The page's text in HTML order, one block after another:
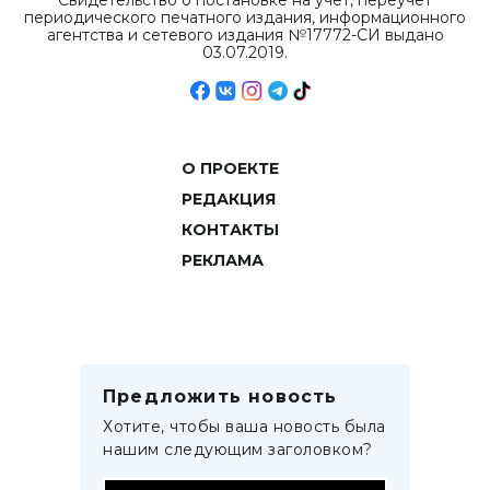
периодического печатного издания, информационного
агентства и сетевого издания №17772-СИ выдано
03.07.2019.
О ПРОЕКТЕ
РЕДАКЦИЯ
КОНТАКТЫ
РЕКЛАМА
Предложить новость
Хотите, чтобы ваша новость была
нашим следующим заголовком?